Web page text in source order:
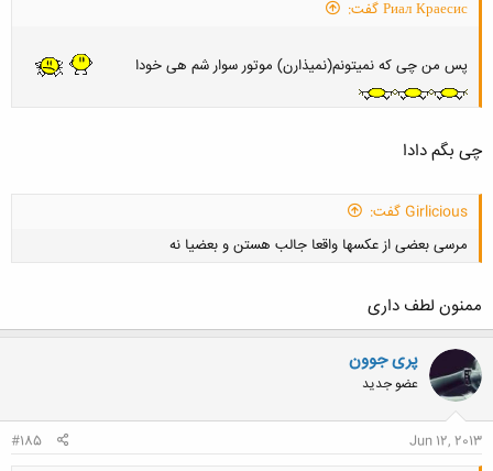
Риал Краесис گفت:
پس من چی که نمیتونم(نمیذارن) موتور سوار شم هی خودا
چی بگم دادا
Girlicious گفت:
مرسی بعضی از عکسها واقعا جالب هستن و بعضیا نه
ممنون لطف داری
پری جوون
عضو جدید
Jun 12, 2013
#185